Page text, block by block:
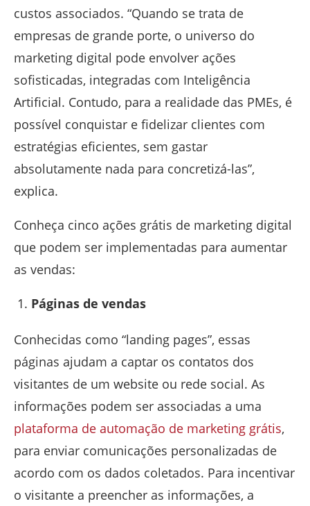
custos associados. “Quando se trata de
empresas de grande porte, o universo do
marketing digital pode envolver ações
sofisticadas, integradas com Inteligência
Artificial. Contudo, para a realidade das PMEs, é
possível conquistar e fidelizar clientes com
estratégias eficientes, sem gastar
absolutamente nada para concretizá-las”,
explica.
Conheça cinco ações grátis de marketing digital
que podem ser implementadas para aumentar
as vendas:
Páginas de vendas
Conhecidas como “landing pages”, essas
páginas ajudam a captar os contatos dos
visitantes de um website ou rede social. As
informações podem ser associadas a uma
plataforma de automação de marketing grátis,
para enviar comunicações personalizadas de
acordo com os dados coletados. Para incentivar
o visitante a preencher as informações, a